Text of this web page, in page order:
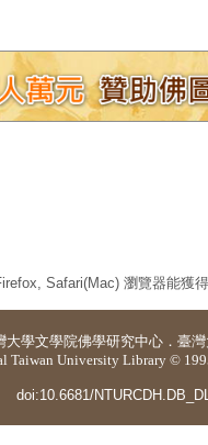
Safari(Mac) 瀏覽器能獲
大學文學院佛學研究中心 ． 臺
Taiwan University Library ©
doi:10.6681/